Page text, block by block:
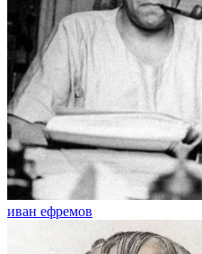
иван ефремов